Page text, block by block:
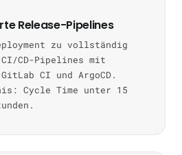
Release-Pipelines
zu vollständig
CD-Pipelines mit
CI und ArgoCD.
Cycle Time unter 15